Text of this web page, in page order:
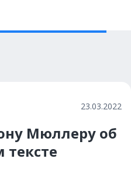
23.03.2022
Мюллеру об
тексте